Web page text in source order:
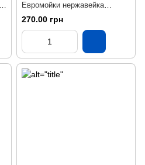
Евромойки нержавейка
SU27020343 прямоугольный
перелив с отводом KronoPlast
270.00 грн